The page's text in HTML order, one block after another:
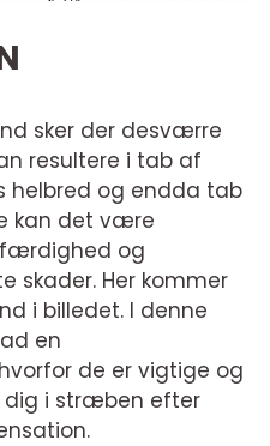
sker der desværre
resultere i tab af
helbred og endda tab
kan det være
og
skader. Her kommer
i billedet. I denne
en
de er vigtige og
i stræben efter